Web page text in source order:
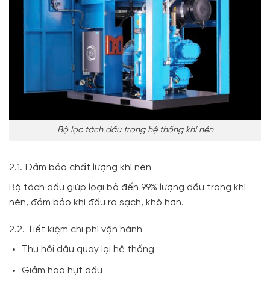
Bộ lọc tách dầu trong hệ thống khí nén
2.1. Đảm bảo chất lượng khí nén
Bộ tách dầu giúp loại bỏ đến 99% lượng dầu trong khí
nén, đảm bảo khí đầu ra sạch, khô hơn.
2.2. Tiết kiệm chi phí vận hành
Thu hồi dầu quay lại hệ thống
Giảm hao hụt dầu